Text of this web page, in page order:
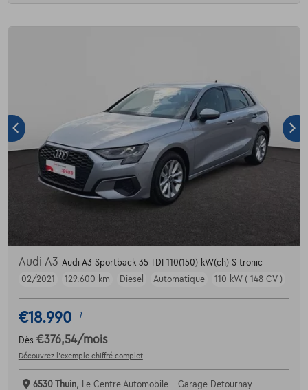
Audi A3 Audi A3 Sportback 35 TDI 110(150) kW(ch) S tronic
02/2021
129.600 km Diesel Automatique 110 kW ( 148 CV )
€18.990 1
Dès €376,54/mois
Découvrez l’exemple chiffré complet
6530 Thuin, Le Centre Automobile - Garage Detournay